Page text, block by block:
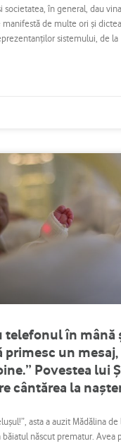
domestice
societatea, în general, dau
manifestă de multe ori și
sistemului, de la
telefonul în mână
primesc un mesaj,
Povestea lui
cântărea la
asta a auzit Mădălina
băiatul născut prematur. Avea